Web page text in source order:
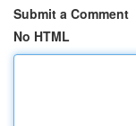
Submit a Comment
No HTML